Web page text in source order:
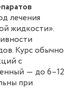
лечения
жидкости».
Курс обычно
с
― до 6–12
при